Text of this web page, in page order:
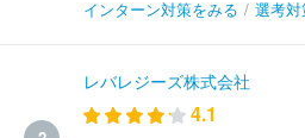
インターン対策をみる / 選考
レバレジーズ株式会社
4.1